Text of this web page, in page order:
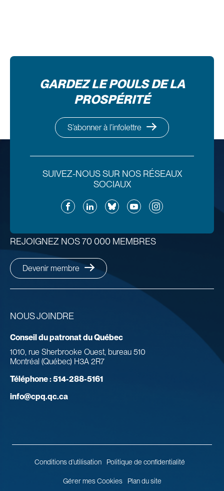
GARDEZ LE POULS DE LA
PROSPÉRITÉ
S’abonner à l’infolettre
SUIVEZ-NOUS SUR NOS RÉSEAUX
SOCIAUX
FacebookLinkedInBlueskyYouTubeInstagram
NOUS JOINDRE
Conseil du patronat du Québec
1010, rue Sherbrooke Ouest, bureau 510
Montréal (Québec) H3A 2R7
Téléphone :514-288-5161
info@cpq.qc.ca
REJOIGNEZ NOS 70 000 MEMBRES
Devenir membre
Conditions d’utilisation Politique de confidentialité
Gérer mes Cookies Plan du site